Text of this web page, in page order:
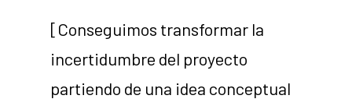
[Conseguimos transformar la
incertidumbre del proyecto
partiendo de una idea conceptual